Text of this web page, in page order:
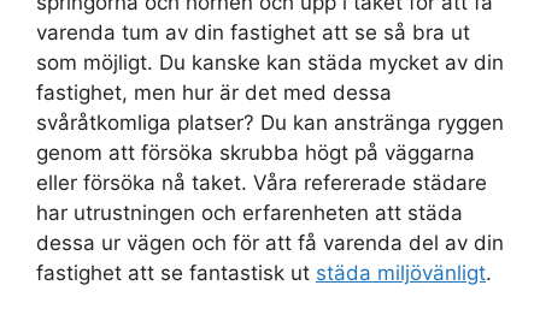
varenda tum av din fastighet att se så bra ut
som möjligt. Du kanske kan städa mycket av din
fastighet, men hur är det med dessa
svåråtkomliga platser? Du kan anstränga ryggen
genom att försöka skrubba högt på väggarna
eller försöka nå taket. Våra refererade städare
har utrustningen och erfarenheten att städa
dessa ur vägen och för att få varenda del av din
fastighet att se fantastisk ut städa miljövänligt.